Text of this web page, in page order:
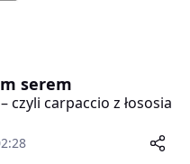
serem
czyli carpaccio z łososia